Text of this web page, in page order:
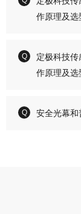
作原理及选
定极科技
作原理及选
安全光幕和